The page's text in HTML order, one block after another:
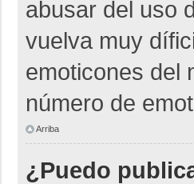
abusar del uso
vuelva muy
emoticones del
número de
Arriba
¿Puedo